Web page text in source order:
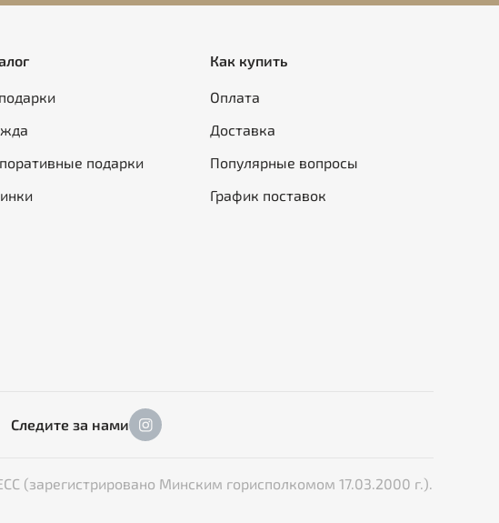
подарки
Как купить
Оплата
Доставка
Популярные вопросы
График поставок
Следите за нами
(зарегистрировано Минским горисполкомом 17.03.2000 г.).